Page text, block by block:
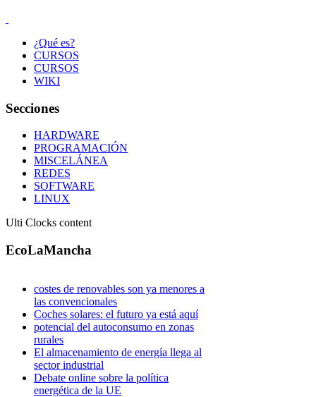
¿Qué es?
CURSOS
CURSOS
WIKI
Secciones
HARDWARE
PROGRAMACIÓN
MISCELÁNEA
REDES
SOFTWARE
LINUX
Ulti Clocks content
EcoLaMancha
costes de renovables son ya menores a
las convencionales
Coches solares: el futuro ya está aquí
potencial del autoconsumo en zonas
rurales
El almacenamiento de energía llega al
sector industrial
Debate online sobre la política
energética de la UE